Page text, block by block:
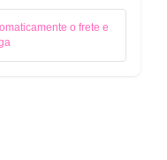
o frete e